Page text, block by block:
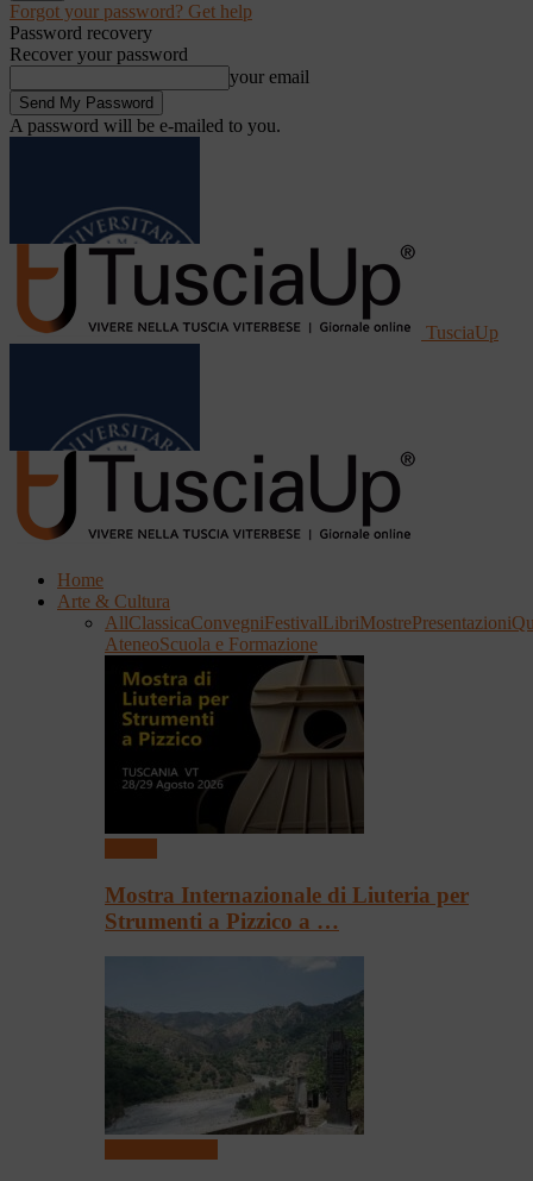
Forgot your password? Get help
Password recovery
Recover your password
your email
A password will be e-mailed to you.
TusciaUp
Home
Arte & Cultura
AllClassicaConvegniFestivalLibriMostrePresentazioni
AteneoScuola e Formazione
Mostra Internazionale di Liuteria per
Strumenti a Pizzico a …